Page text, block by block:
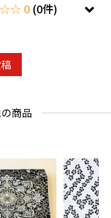
0 (0件)
商品